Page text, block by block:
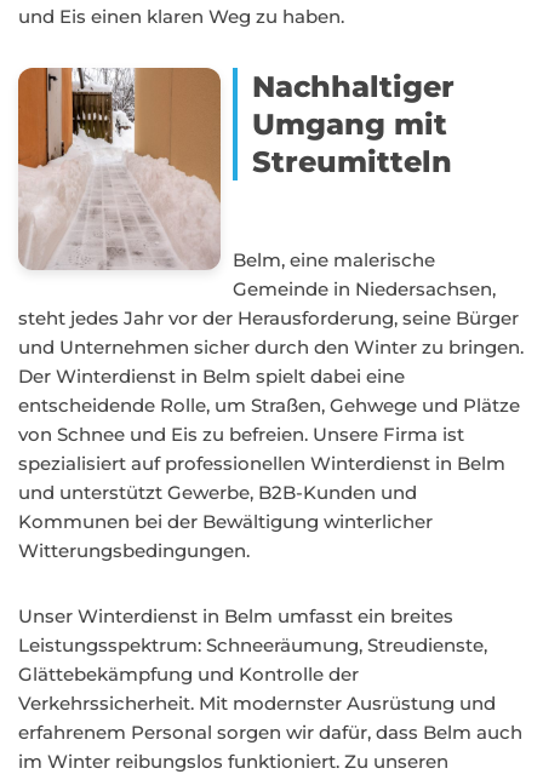
und Eis einen klaren Weg zu haben.
Nachhaltiger
Umgang mit
Streumitteln
Belm, eine malerische
Gemeinde in Niedersachsen,
steht jedes Jahr vor der Herausforderung, seine Bürger
und Unternehmen sicher durch den Winter zu bringen.
Der Winterdienst in Belm spielt dabei eine
entscheidende Rolle, um Straßen, Gehwege und Plätze
von Schnee und Eis zu befreien. Unsere Firma ist
spezialisiert auf professionellen Winterdienst in Belm
und unterstützt Gewerbe, B2B-Kunden und
Kommunen bei der Bewältigung winterlicher
Witterungsbedingungen.
Unser Winterdienst in Belm umfasst ein breites
Leistungsspektrum: Schneeräumung, Streudienste,
Glättebekämpfung und Kontrolle der
Verkehrssicherheit. Mit modernster Ausrüstung und
erfahrenem Personal sorgen wir dafür, dass Belm auch
im Winter reibungslos funktioniert. Zu unseren